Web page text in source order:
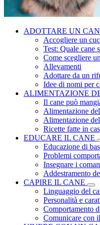
ADOTTARE UN
Accogliere un
Test: Quale cane
Come scegliere
Allevamenti
Adottare da un
Idee di nomi per
ALIMENTAZIONE
Il cane può
Alimentazione
Alimentazione
Ricette fatte in
EDUCARE IL CANE
Educazione di
Problemi
Insegnare i
Addestramento
CAPIRE IL CANE
Linguaggio del
Personalità e
Comportamento
Comunicare con